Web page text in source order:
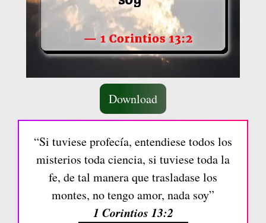
Download
“Si tuviese profecía, entendiese todos los
misterios toda ciencia, si tuviese toda la
fe, de tal manera que trasladase los
montes, no tengo amor, nada soy”
1 Corintios 13:2